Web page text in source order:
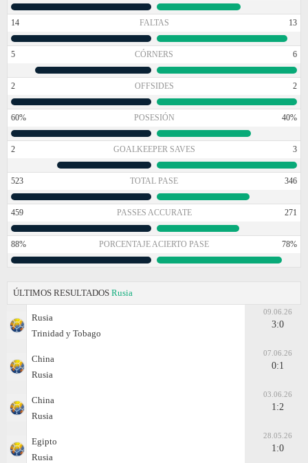
14 FALTAS 13
5 CÓRNERS 6
2 OFFSIDES 2
60% POSESIÓN 40%
2 GOALKEEPER SAVES 3
523 TOTAL PASE 346
459 PASSES ACCURATE 271
88% PORCENTAJE ACIERTO PASE 78%
ÚLTIMOS RESULTADOS Rusia
Rusia
Trinidad y Tobago
09.06.26
3:0
China
Rusia
07.06.26
0:1
China
Rusia
03.06.26
1:2
Egipto
Rusia
28.05.26
1:0